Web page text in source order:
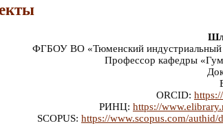
ФГБОУ ВО «Тюменский индустриальный
Профессор кафедры
ORCID:
РИНЦ: https://
SCOPUS: https://www.scopus.com/